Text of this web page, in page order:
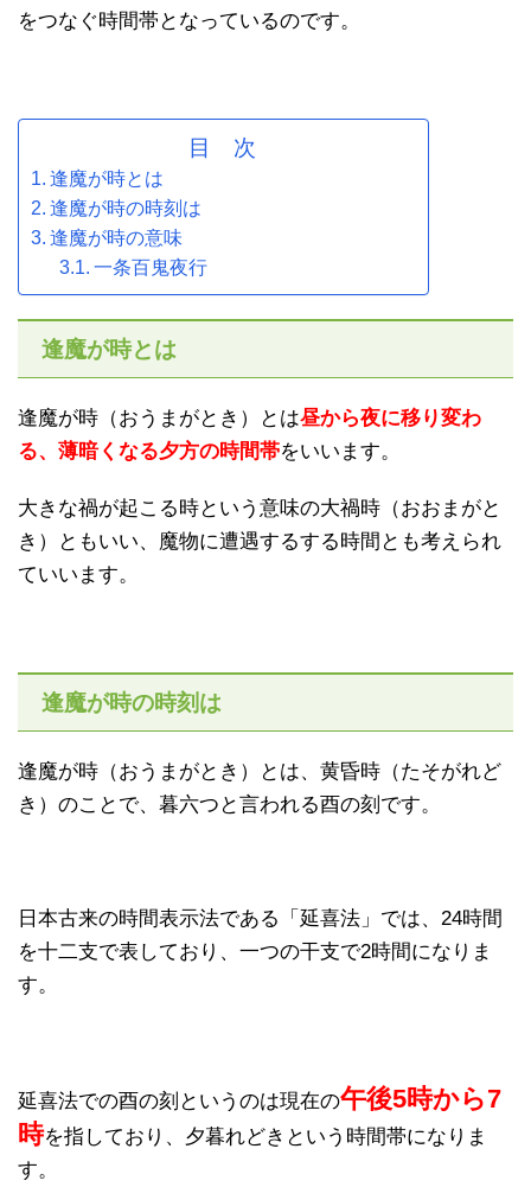
をつなぐ時間帯となっているのです。
目 次
逢魔が時とは
逢魔が時の時刻は
逢魔が時の意味
一条百鬼夜行
逢魔が時とは
逢魔が時（おうまがとき）とは昼から夜に移り変わ
る、薄暗くなる夕方の時間帯をいいます。
大きな禍が起こる時という意味の大禍時（おおまがと
き）ともいい、魔物に遭遇するする時間とも考えられ
ていいます。
逢魔が時の時刻は
逢魔が時（おうまがとき）とは、黄昏時（たそがれど
き）のことで、暮六つと言われる酉の刻です。
日本古来の時間表示法である「延喜法」では、24時間
を十二支で表しており、一つの干支で2時間になりま
す。
延喜法での酉の刻というのは現在の午後5時から7
時を指しており、夕暮れどきという時間帯になりま
す。